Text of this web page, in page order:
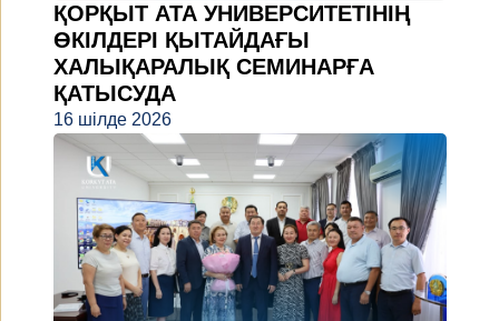
ҚОРҚЫТ АТА УНИВЕРСИТЕТІНІҢ
ӨКІЛДЕРІ ҚЫТАЙДАҒЫ
ХАЛЫҚАРАЛЫҚ СЕМИНАРҒА
ҚАТЫСУДА
16 шілде 2026